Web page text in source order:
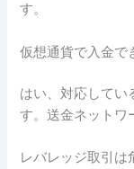
す。
仮想通貨で入金で
はい、対応してい
す。送金ネットワ
レバレッジ取引は